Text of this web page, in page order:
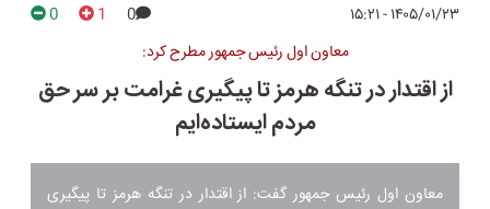
۱۴۰۵/۰۱/۲۳ - ۱۵:۲۱ 0
1
0
معاون اول رئیس جمهور مطرح کرد:
از اقتدار در تنگه هرمز تا پیگیری غرامت بر سر حق
مردم ایستاده‌ایم
معاون اول رئیس جمهور گفت: از اقتدار در تنگه هرمز تا پیگیری